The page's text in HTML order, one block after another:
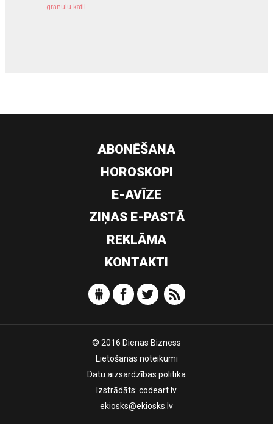
granulu katli
ABONĒŠANA
HOROSKOPI
E-AVĪZE
ZIŅAS E-PASTĀ
REKLĀMA
KONTAKTI
© 2016 Dienas Bizness
Lietošanas noteikumi
Datu aizsardzības politika
Izstrādāts: codeart.lv
ekiosks@ekiosks.lv